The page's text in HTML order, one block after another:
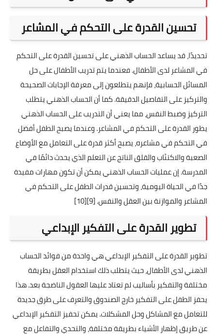
تحسين القدرة على التحكم في المشاعر
تحديدًا، قد يساعد الحساب الذهني على تحسين القدرة على التحكم
في المشاعر لدى الأطفال. فعندما يتم تدريب الأطفال على حل
المسائل الحسابية، فإنهم يتطلعون إلى معرفة الإجابات الصحيحة
والتركيز على التفاصيل الدقيقة. كما أن الحساب الذهني يتطلب
التركيز وضبط النفس، مما يعني أن التدريب على الحساب الذهني
يطور القدرة على التحكم في المشاعر. وعندما يصبح الطفل أفضل
في التحكم في مشاعره، يصبح أكثر قدرة على التعامل مع الأوضاع
الصعبة والاكتئاب والقلق الناتج عن التعلم الذي يحدث دائمًا في
المدرسة. إن عمليات الحساب الذهني يمكن أن تكون مهارات مفيدة
جدًا في الحياة اليومية، وتحسين قدرات الطفل على التحكم في
المشاعر والموازنة بين العقل والنفس.[9]
[10]
تطوير القدرة على التفكير الإبداعي
تطوير القدرة على التفكير الإبداعي هي واحدة من فوائد الحساب
الذهني لدى الأطفال، حيث يتطلب ذلك استخدام العقل بطريقة
مختلفة والتفكير بأساليب لم تعتاد عليها العقول الناضجة بعد. هذا
يحفز الطفل على التفكير خارج الصندوق والتعرف على طرق جديدة
للتعامل مع المشاكل وحل المشكلات. يمكن تحفيز التفكير الإبداعي
عن طريق إظهار الأشياء بطريقة مختلفة، والتحدي والتفاعل مع